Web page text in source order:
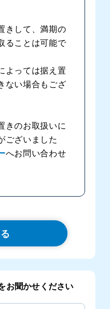
きして、満期の
ることは可能で
よっては据え置
ない場合もござ
きのお取扱いに
ございました
へお問い合わせ
お聞かせください